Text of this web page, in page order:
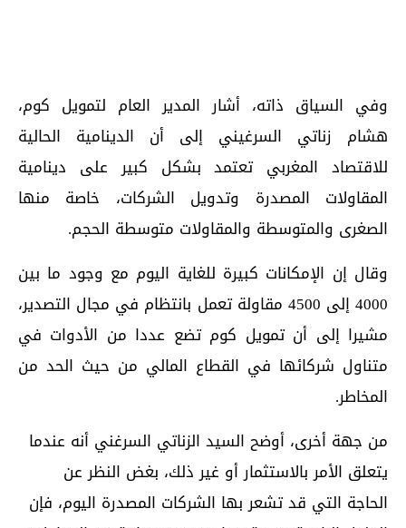
وفي السياق ذاته، أشار المدير العام لتمويل كوم،
هشام زناتي السرغيني إلى أن الدينامية الحالية
للاقتصاد المغربي تعتمد بشكل كبير على دينامية
المقاولات المصدرة وتدويل الشركات، خاصة منها
الصغرى والمتوسطة والمقاولات متوسطة الحجم.
وقال إن الإمكانات كبيرة للغاية اليوم مع وجود ما بين
4000 إلى 4500 مقاولة تعمل بانتظام في مجال التصدير،
مشيرا إلى أن تمويل كوم تضع عددا من الأدوات في
متناول شركائها في القطاع المالي من حيث الحد من
المخاطر.
من جهة أخرى، أوضح السيد الزناتي السرغني أنه عندما
يتعلق الأمر بالاستثمار أو غير ذلك، بغض النظر عن
الحاجة التي قد تشعر بها الشركات المصدرة اليوم، فإن